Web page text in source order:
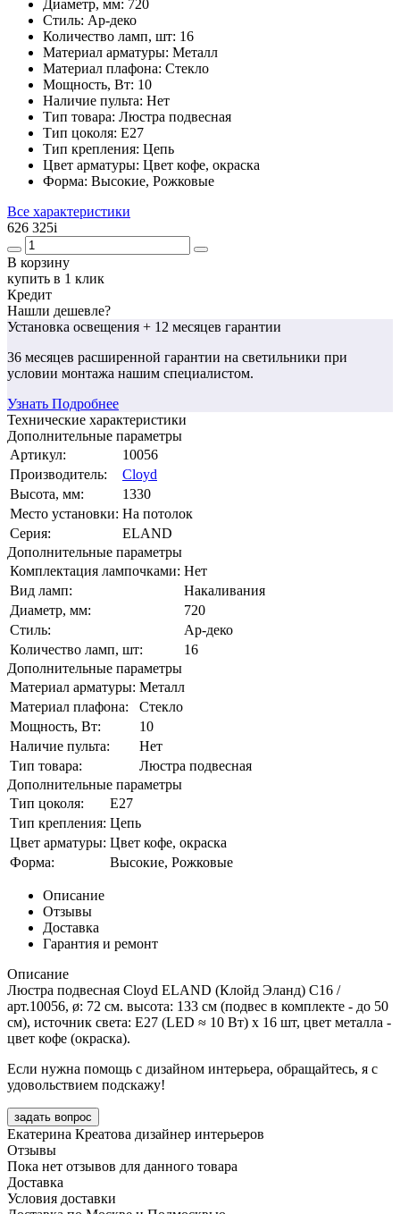
Диаметр, мм: 720
Стиль: Ap-деко
Количество ламп, шт: 16
Материал арматуры: Металл
Материал плафона: Стекло
Мощность, Вт: 10
Наличие пульта: Нет
Тип товара: Люстра подвесная
Тип цоколя: E27
Тип крепления: Цепь
Цвет арматуры: Цвет кофе, окраска
Форма: Высокие, Рожковые
Все характеристики
626 325i
В корзину
купить в 1 клик
Кредит
Нашли дешевле?
Установка освещения + 12 месяцев гарантии
36 месяцев расширенной гарантии на светильники при
условии монтажа нашим специалистом.
Узнать Подробнее
Технические характеристики
Дополнительные параметры
Артикул:
10056
Производитель:
Cloyd
Высота, мм:
1330
Место установки: На потолок
Серия:
ELAND
Дополнительные параметры
Комплектация лампочками: Нет
Вид ламп:
Накаливания
Диаметр, мм:
720
Стиль:
Ap-деко
Количество ламп, шт:
16
Дополнительные параметры
Материал арматуры: Металл
Материал плафона:
Стекло
Мощность, Вт:
10
Наличие пульта:
Нет
Тип товара:
Люстра подвесная
Дополнительные параметры
Тип цоколя:
E27
Тип крепления: Цепь
Цвет арматуры: Цвет кофе, окраска
Форма:
Высокие, Рожковые
Описание
Отзывы
Доставка
Гарантия и ремонт
Описание
Люстра подвесная Cloyd ELAND (Клойд Эланд) C16 /
арт.10056, ø: 72 см. высота: 133 см (подвес в комплекте - до 50
см), источник света: E27 (LED ≈ 10 Вт) х 16 шт, цвет металла -
цвет кофе (окраска).
Если нужна помощь с дизайном интерьера, обращайтесь, я с
удовольствием подскажу!
задать вопрос
Екатерина Креатова дизайнер интерьеров
Отзывы
Пока нет отзывов для данного товара
Доставка
Условия доставки